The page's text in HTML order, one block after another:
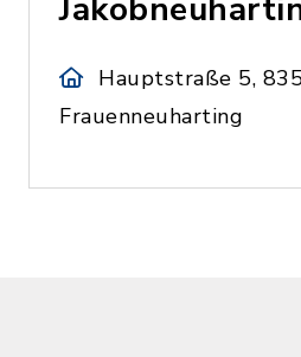
Hauptstraße 5,
Frauenneuharting